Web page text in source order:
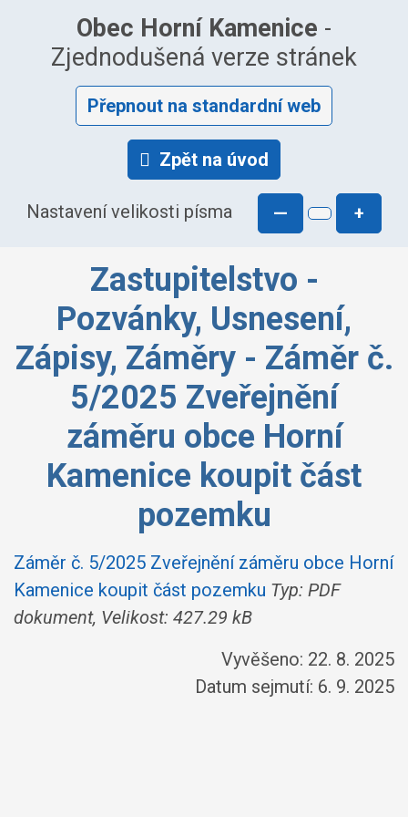
Obec Horní Kamenice -
Zjednodušená verze stránek
Přepnout na standardní web
Zpět na úvod
Nastavení velikosti písma — +
Zastupitelstvo -
Pozvánky, Usnesení,
Zápisy, Záměry - Záměr č.
5/2025 Zveřejnění
záměru obce Horní
Kamenice koupit část
pozemku
Záměr č. 5/2025 Zveřejnění záměru obce Horní
Kamenice koupit část pozemku Typ: PDF
dokument, Velikost: 427.29 kB
Vyvěšeno: 22. 8. 2025
Datum sejmutí: 6. 9. 2025